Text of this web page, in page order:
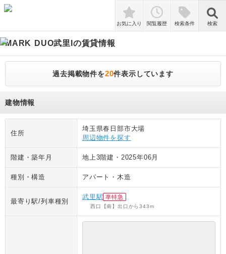
検索
お気に入り 閲覧履歴 検索条件 検索
MARK DUO武里I の賃貸情報
過去掲載物件を20件表示しています
建物情報
住所
埼玉県春日部市大場
周辺物件を探す
階建・築年月 地上3階建 ・ 2025年06月
種別・構造 アパート ・木造
最寄り駅/列車種別
武里駅 準特急
西口【南】出口から343m